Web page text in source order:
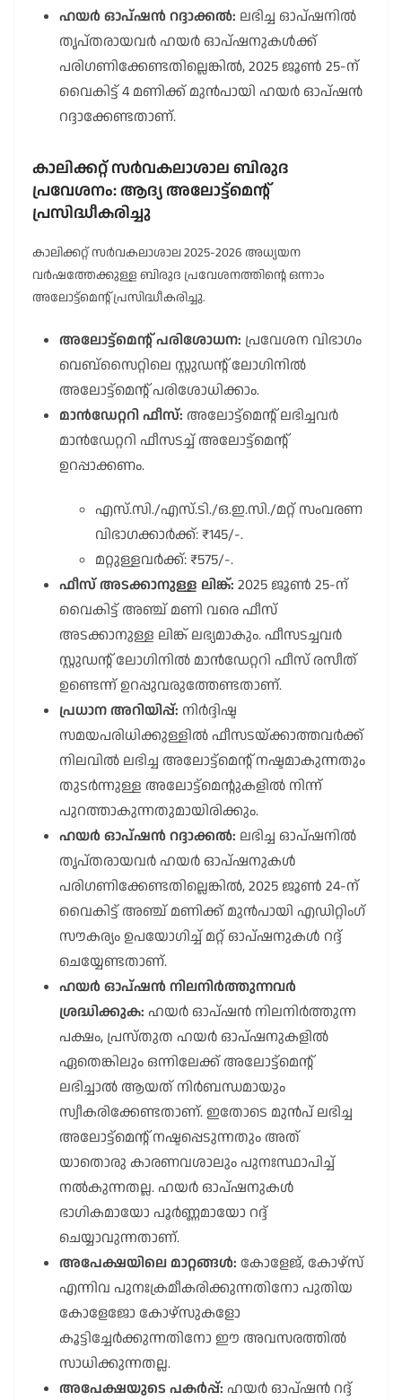
ഹയർ ഓപ്ഷൻ റദ്ദാക്കൽ: ലഭിച്ച ഓപ്ഷനിൽ
തൃപ്തരായവർ ഹയർ ഓപ്ഷനുകൾക്ക്
പരിഗണിക്കേണ്ടതില്ലെങ്കിൽ, 2025 ജൂൺ 25-ന്
വൈകിട്ട് 4 മണിക്ക് മുൻപായി ഹയർ ഓപ്ഷൻ
റദ്ദാക്കേണ്ടതാണ്.
കാലിക്കറ്റ് സർവകലാശാല ബിരുദ
പ്രവേശനം: ആദ്യ അലോട്ട്മെൻ്റ്
പ്രസിദ്ധീകരിച്ചു
കാലിക്കറ്റ് സർവകലാശാല 2025-2026 അധ്യയന
വർഷത്തേക്കുള്ള ബിരുദ പ്രവേശനത്തിൻ്റെ ഒന്നാം
അലോട്ട്മെൻ്റ് പ്രസിദ്ധീകരിച്ചു.
അലോട്ട്മെൻ്റ് പരിശോധന: പ്രവേശന വിഭാഗം
വെബ്സൈറ്റിലെ സ്റ്റുഡൻ്റ് ലോഗിനിൽ
അലോട്ട്മെൻ്റ് പരിശോധിക്കാം.
മാൻഡേറ്ററി ഫീസ്: അലോട്ട്മെൻ്റ് ലഭിച്ചവർ
മാൻഡേറ്ററി ഫീസടച്ച് അലോട്ട്മെൻ്റ്
ഉറപ്പാക്കണം.
എസ്.സി./എസ്.ടി./ഒ.ഇ.സി./മറ്റ് സംവരണ
വിഭാഗക്കാർക്ക്: ₹145/-.
മറ്റുള്ളവർക്ക്: ₹575/-.
ഫീസ് അടക്കാനുള്ള ലിങ്ക്: 2025 ജൂൺ 25-ന്
വൈകിട്ട് അഞ്ച് മണി വരെ ഫീസ്
അടക്കാനുള്ള ലിങ്ക് ലഭ്യമാകും. ഫീസടച്ചവർ
സ്റ്റുഡൻ്റ് ലോഗിനിൽ മാൻഡേറ്ററി ഫീസ് രസീത്
ഉണ്ടെന്ന് ഉറപ്പുവരുത്തേണ്ടതാണ്.
പ്രധാന അറിയിപ്പ്: നിർദ്ദിഷ്ട
സമയപരിധിക്കുള്ളിൽ ഫീസടയ്ക്കാത്തവർക്ക്
നിലവിൽ ലഭിച്ച അലോട്ട്മെൻ്റ് നഷ്ടമാകുന്നതും
തുടർന്നുള്ള അലോട്ട്മെൻ്റുകളിൽ നിന്ന്
പുറത്താകുന്നതുമായിരിക്കും.
ഹയർ ഓപ്ഷൻ റദ്ദാക്കൽ: ലഭിച്ച ഓപ്ഷനിൽ
തൃപ്തരായവർ ഹയർ ഓപ്ഷനുകൾ
പരിഗണിക്കേണ്ടതില്ലെങ്കിൽ, 2025 ജൂൺ 24-ന്
വൈകിട്ട് അഞ്ച് മണിക്ക് മുൻപായി എഡിറ്റിംഗ്
സൗകര്യം ഉപയോഗിച്ച് മറ്റ് ഓപ്ഷനുകൾ റദ്ദ്
ചെയ്യേണ്ടതാണ്.
ഹയർ ഓപ്ഷൻ നിലനിർത്തുന്നവർ
ശ്രദ്ധിക്കുക: ഹയർ ഓപ്ഷൻ നിലനിർത്തുന്ന
പക്ഷം, പ്രസ്തുത ഹയർ ഓപ്ഷനുകളിൽ
ഏതെങ്കിലും ഒന്നിലേക്ക് അലോട്ട്മെൻ്റ്
ലഭിച്ചാൽ ആയത് നിർബന്ധമായും
സ്വീകരിക്കേണ്ടതാണ്. ഇതോടെ മുൻപ് ലഭിച്ച
അലോട്ട്മെൻ്റ് നഷ്ടപ്പെടുന്നതും അത്
യാതൊരു കാരണവശാലും പുനഃസ്ഥാപിച്ച്
നൽകുന്നതല്ല. ഹയർ ഓപ്ഷനുകൾ
ഭാഗികമായോ പൂർണ്ണമായോ റദ്ദ്
ചെയ്യാവുന്നതാണ്.
അപേക്ഷയിലെ മാറ്റങ്ങൾ: കോളേജ്, കോഴ്സ്
എന്നിവ പുനഃക്രമീകരിക്കുന്നതിനോ പുതിയ
കോളേജോ കോഴ്സുകളോ
കൂട്ടിച്ചേർക്കുന്നതിനോ ഈ അവസരത്തിൽ
സാധിക്കുന്നതല്ല.
അപേക്ഷയുടെ പകർപ്പ്: ഹയർ ഓപ്ഷൻ റദ്ദ്